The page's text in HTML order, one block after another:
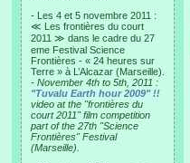
- Les 4 et 5 novembre 2011 :
≪ Les frontières du court
2011 ≫ dans le cadre du 27
eme Festival Science
Frontières - « 24 heures sur
Terre » à L’Alcazar (Marseille).
- November 4th to 5th, 2011 :
"Tuvalu Earth hour 2009" !!
video at the "frontières du
court 2011" film competition
part of the 27th "Science
Frontières" Festival
(Marseille).